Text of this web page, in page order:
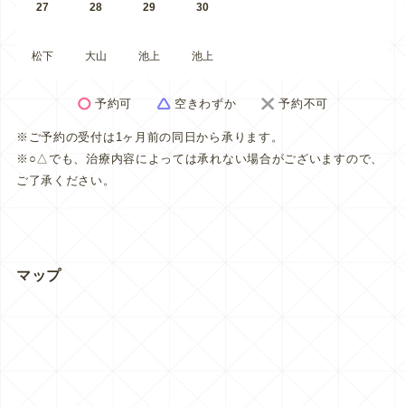
27
松下
28
大山
29
池上
30
池上
予約可 空きわずか 予約不可
※ご予約の受付は1ヶ月前の同日から承ります。
※○△でも、治療内容によっては承れない場合がございますので、
ご了承ください。
マップ